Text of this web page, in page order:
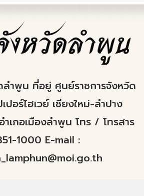
ลำพูน ที่อยู่ ศูนย์ราชการจังหวัด
อร์ไฮเวย์ เชียงใหม่-ลำปาง
เภอเมืองลำพูน โทร / โทรสาร
1000 E-mail :